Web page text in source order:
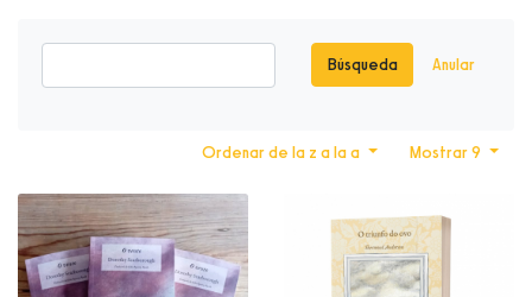
Búsqueda Anular
Mostrar 9
Ordenar de la z a la a